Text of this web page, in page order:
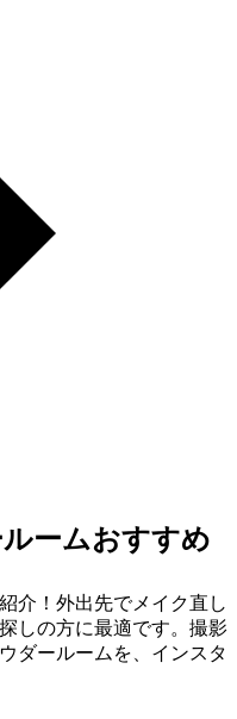
ームおすすめ
介！外出先でメイク直し
しの方に最適です。撮影
ダールームを、インスタ